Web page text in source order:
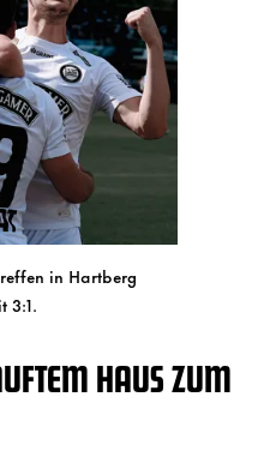
in Hartberg
3:1.
HAUS ZUM